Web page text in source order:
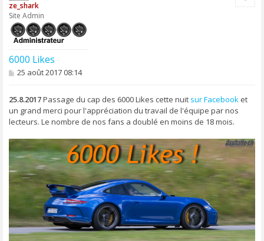
ze_shark
Site Admin
6000 Likes
M
s
a
g
e
25 août 2017 08:14
25.8.2017Passage du cap des 6000 Likes cette nuit sur Facebook et
un grand merci pour l'appréciation du travail de l'équipe par nos
lecteurs. Le nombre de nos fans a doublé en moins de 18 mois.